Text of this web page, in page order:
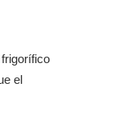
el